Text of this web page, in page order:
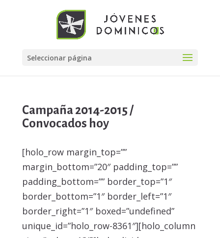
Seleccionar página
Campaña 2014-2015 /
Convocados hoy
[holo_row margin_top=””
margin_bottom=”20″ padding_top=””
padding_bottom=”” border_top=”1″
border_bottom=”1″ border_left=”1″
border_right=”1″ boxed=”undefined”
unique_id=”holo_row-8361″][holo_column